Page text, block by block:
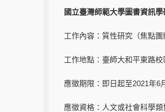
國立臺灣師範大學圖書資訊
工作內容：質性研究（焦點
工作地點：臺師大和平東路校
應徵期限：即日起至2021年6
應徵資格：人文或社會科學